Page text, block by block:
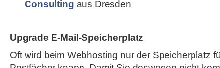
Consulting aus Dresden
Upgrade E-Mail-Speicherplatz
Oft wird beim Webhosting nur der Speicherplatz